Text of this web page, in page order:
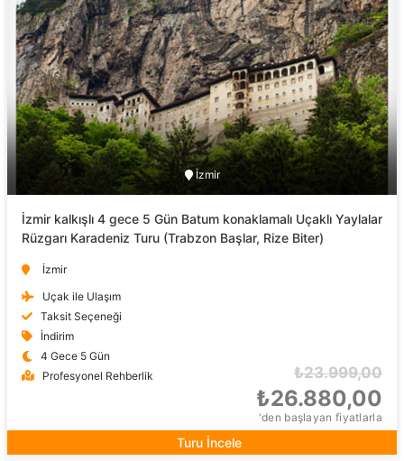
İzmir
İzmir kalkışlı 4 gece 5 Gün Batum konaklamalı Uçaklı Yaylalar
Rüzgarı Karadeniz Turu (Trabzon Başlar, Rize Biter)
İzmir
Uçak ile Ulaşım
Taksit Seçeneği
İndirim
4 Gece 5 Gün
Profesyonel Rehberlik
₺23.999,00
₺26.880,00
'den başlayan fiyatlarla
Turu İncele